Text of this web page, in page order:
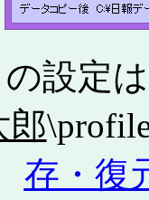
設定
郎
存・復